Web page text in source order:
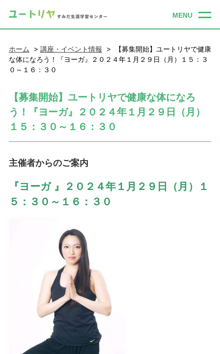
ホーム 講座・イベント情報
【募集開始】ユートリヤで健康
な体になろう！『ヨーガ』２０２４年１月２９日（月）１５：３
０～１６：３０
【募集開始】ユートリヤで健康な体になろ
う！『ヨーガ』２０２４年１月２９日（月）
１５：３０～１６：３０
主催者からのご案内
『ヨーガ 』２０２４年１月２９ 日（月）１
５：３０～１６：３０